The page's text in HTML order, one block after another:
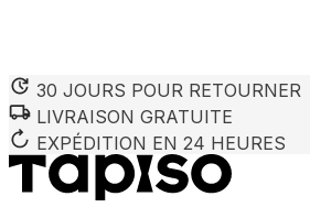
30 JOURS POUR RETOURNER
LIVRAISON GRATUITE
EXPÉDITION EN 24 HEURES